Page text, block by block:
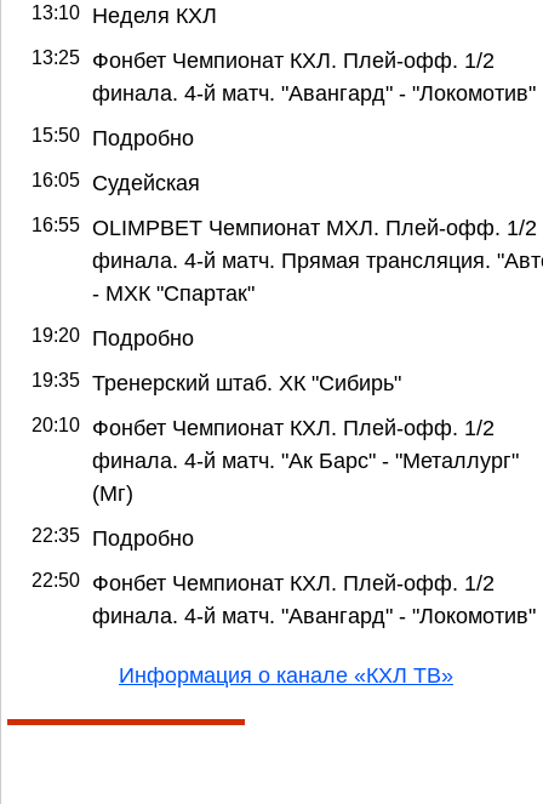
13:10 Неделя КХЛ
13:25
Фонбет Чемпионат КХЛ. Плей-офф. 1/2
финала. 4-й матч. "Авангард" - "Локомотив"
15:50 Подробно
16:05 Судейская
16:55 OLIMPBET Чемпионат МХЛ. Плей-офф. 1/2
финала. 4-й матч. Прямая трансляция.
- МХК "Спартак"
19:20 Подробно
19:35 Тренерский штаб. ХК "Сибирь"
20:10
Фонбет Чемпионат КХЛ. Плей-офф. 1/2
финала. 4-й матч. "Ак Барс" - "Металлург"
(Мг)
22:35 Подробно
22:50
Фонбет Чемпионат КХЛ. Плей-офф. 1/2
финала. 4-й матч. "Авангард" - "Локомотив"
Информация о канале «КХЛ ТВ»